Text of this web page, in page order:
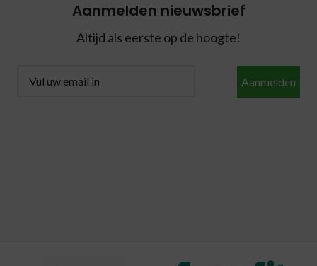
Aanmelden nieuwsbrief
Altijd als eerste op de hoogte!
Aanmelden